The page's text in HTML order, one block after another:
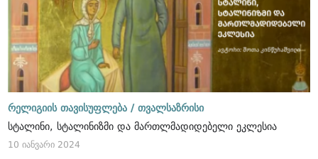
რელიგიის თავისუფლება / თვალსაზრისი
სტალინი, სტალინიზმი და მართლმადიდებელი ეკლესია
10 იანვარი 2024